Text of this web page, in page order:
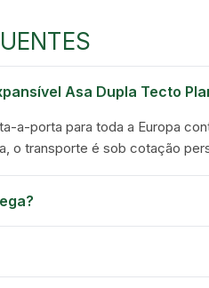
Asa Dupla Tecto
a-porta para toda a Europa
o transporte é sob cotação